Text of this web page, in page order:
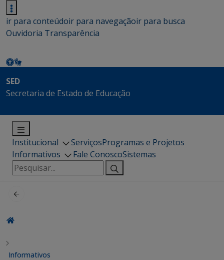
ir para conteúdoir para navegaçãoir para busca
Ouvidoria Transparência
SED
Secretaria de Estado de Educação
Institucional ServiçosProgramas e Projetos
Informativos
Fale ConoscoSistemas
Pesquisar
por:
Informativos